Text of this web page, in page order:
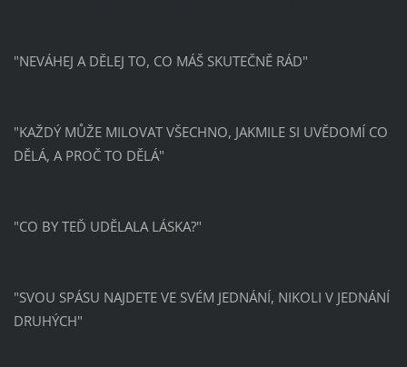
"NEVÁHEJ A DĚLEJ TO, CO MÁŠ SKUTEČNĚ RÁD"
"KAŽDÝ MŮŽE MILOVAT VŠECHNO, JAKMILE SI UVĚDOMÍ CO
DĚLÁ, A PROČ TO DĚLÁ"
"CO BY TEĎ UDĚLALA LÁSKA?"
"SVOU SPÁSU NAJDETE VE SVÉM JEDNÁNÍ, NIKOLI V JEDNÁNÍ
DRUHÝCH"